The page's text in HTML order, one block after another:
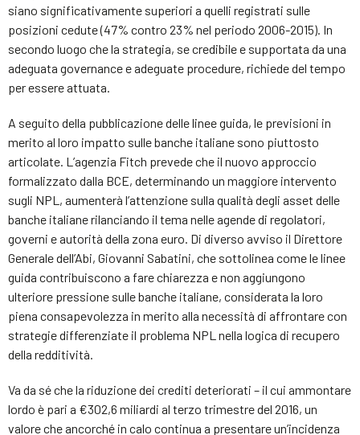
siano significativamente superiori a quelli registrati sulle
posizioni cedute (47% contro 23% nel periodo 2006-2015). In
secondo luogo che la strategia, se credibile e supportata da una
adeguata governance e adeguate procedure, richiede del tempo
per essere attuata.
A seguito della pubblicazione delle linee guida, le previsioni in
merito al loro impatto sulle banche italiane sono piuttosto
articolate. L’agenzia Fitch prevede che il nuovo approccio
formalizzato dalla BCE, determinando un maggiore intervento
sugli NPL, aumenterà l’attenzione sulla qualità degli asset delle
banche italiane rilanciando il tema nelle agende di regolatori,
governi e autorità della zona euro. Di diverso avviso il Direttore
Generale dell’Abi, Giovanni Sabatini, che sottolinea come le linee
guida contribuiscono a fare chiarezza e non aggiungono
ulteriore pressione sulle banche italiane, considerata la loro
piena consapevolezza in merito alla necessità di affrontare con
strategie differenziate il problema NPL nella logica di recupero
della redditività.
Va da sé che la riduzione dei crediti deteriorati – il cui ammontare
lordo è pari a €302,6 miliardi al terzo trimestre del 2016, un
valore che ancorché in calo continua a presentare un’incidenza